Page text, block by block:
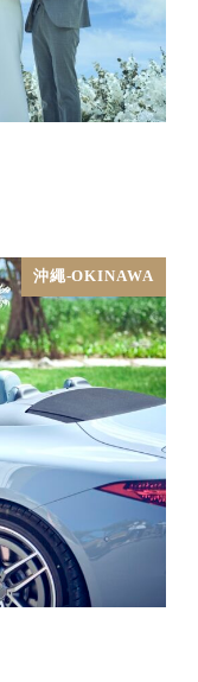
沖繩-OKINAWA